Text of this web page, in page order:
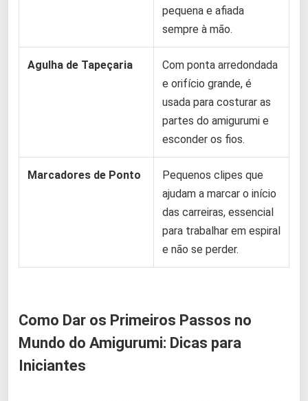
pequena e afiada
sempre à mão.
Agulha de Tapeçaria
Com ponta arredondada
e orifício grande, é
usada para costurar as
partes do amigurumi e
esconder os fios.
Marcadores de Ponto
Pequenos clipes que
ajudam a marcar o início
das carreiras, essencial
para trabalhar em espiral
e não se perder.
Como Dar os Primeiros Passos no
Mundo do Amigurumi: Dicas para
Iniciantes